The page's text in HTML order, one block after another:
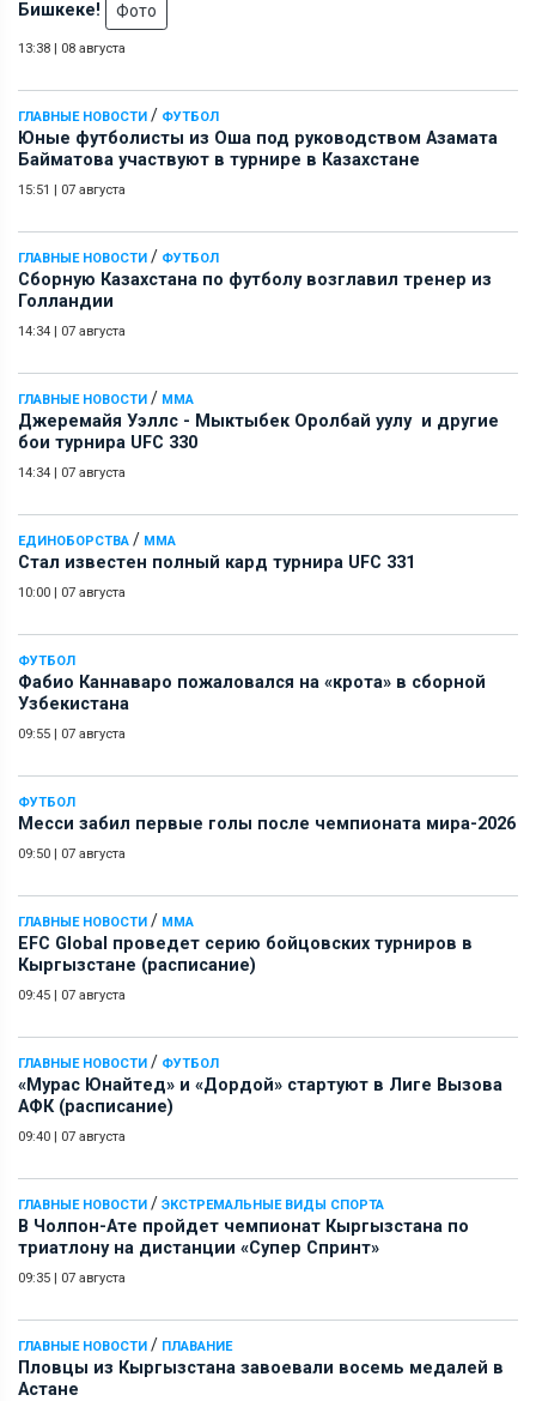
Бишкеке! Фото
13:38 | 08 августа
ГЛАВНЫЕ НОВОСТИ / ФУТБОЛ
Юные футболисты из Оша под руководством Азамата
Байматова участвуют в турнире в Казахстане
15:51 | 07 августа
ГЛАВНЫЕ НОВОСТИ / ФУТБОЛ
Сборную Казахстана по футболу возглавил тренер из
Голландии
14:34 | 07 августа
ГЛАВНЫЕ НОВОСТИ / ММА
Джеремайя Уэллс - Мыктыбек Оролбай уулу и другие
бои турнира UFC 330
14:34 | 07 августа
ЕДИНОБОРСТВА / ММА
Стал известен полный кард турнира UFC 331
10:00 | 07 августа
ФУТБОЛ
Фабио Каннаваро пожаловался на «крота» в сборной
Узбекистана
09:55 | 07 августа
ФУТБОЛ
Месси забил первые голы после чемпионата мира-2026
09:50 | 07 августа
ГЛАВНЫЕ НОВОСТИ / ММА
EFC Global проведет серию бойцовских турниров в
Кыргызстане (расписание)
09:45 | 07 августа
ГЛАВНЫЕ НОВОСТИ / ФУТБОЛ
«Мурас Юнайтед» и «Дордой» стартуют в Лиге Вызова
АФК (расписание)
09:40 | 07 августа
ГЛАВНЫЕ НОВОСТИ / ЭКСТРЕМАЛЬНЫЕ ВИДЫ СПОРТА
В Чолпон-Ате пройдет чемпионат Кыргызстана по
триатлону на дистанции «Супер Спринт»
09:35 | 07 августа
ГЛАВНЫЕ НОВОСТИ / ПЛАВАНИЕ
Пловцы из Кыргызстана завоевали восемь медалей в
Астане